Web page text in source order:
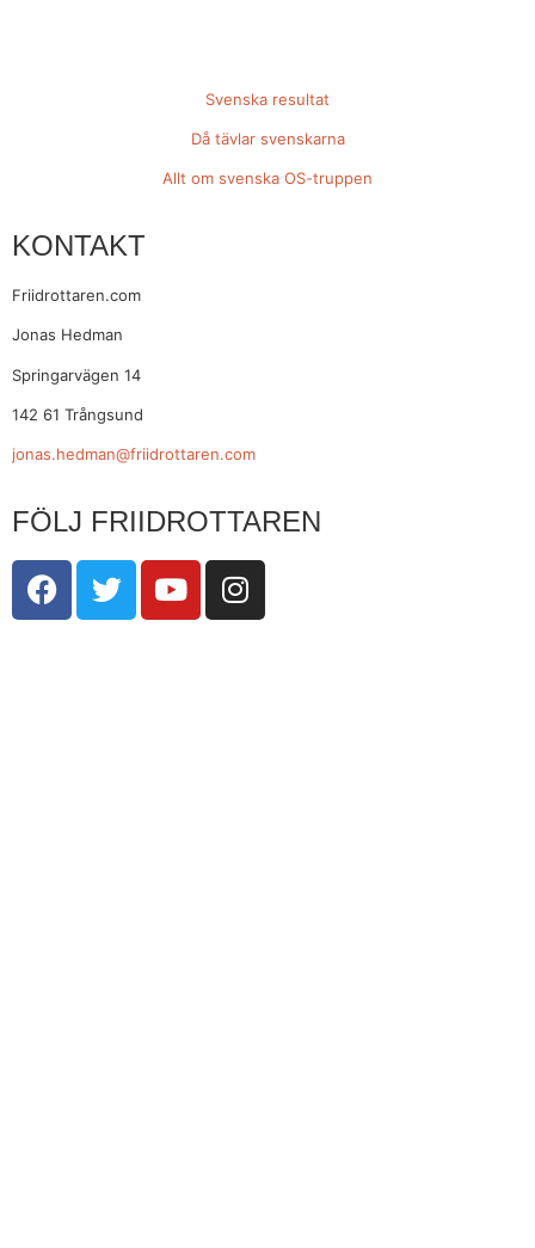
Svenska resultat
Då tävlar svenskarna
Allt om svenska OS-truppen
KONTAKT
Friidrottaren.com
Jonas Hedman
Springarvägen 14
142 61 Trångsund
jonas.hedman@friidrottaren.com
FÖLJ FRIIDROTTAREN